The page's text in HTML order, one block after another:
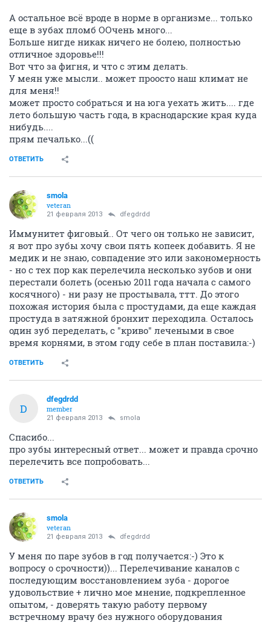
А остальное всё вроде в норме в организме... только
еще в зубах пломб ООчень много...
Больше нигде никак ничего не болею, полностью
отличное здоровье!!!
Вот что за фигня, и что с этим делать.
У меян уже мысли.. может проосто наш климат не
для меня!!
может просто собраться и на юга уехать жить.... где
лето большую часть года, в краснодарские края куда
нибудь....
прям печалько...((
ОТВЕТИТЬ
smola
veteran
21 февраля 2013 dfegdrdd
Иммунитет фиговый.. От чего он только не зависит,
я вот про зубы хочу свои пять копеек добавить. Я не
медик и не знаю, совпадение это или закономерность
- но с тех пор как перелечила несколько зубов и они
перестали болеть (осенью 2011 года начала с самого
косячного) - ни разу не простывала, ттт. До этого
похожая история была с простудами, да еще каждая
простуда в затяжной бронхит переходила. Осталось
один зуб переделать, с "криво" лечеными в свое
время корнями, в этом году себе в план поставила:-)
ОТВЕТИТЬ
D
dfegdrdd
member
21 февраля 2013 smola
Спасибо...
про зубы интересный ответ... может и правда срочно
перелечить все попробовать...
ОТВЕТИТЬ
smola
veteran
21 февраля 2013 dfegdrdd
У меня по паре зубов в год получается:-) Это к
вопросу о срочности))... Перелечивание каналов с
последующим восстановлением зуба - дорогое
удовольствие + лично мое мнение, подкрепленное
опытом, - доверять такую работу первому
встречному врачу без нужного оборудования